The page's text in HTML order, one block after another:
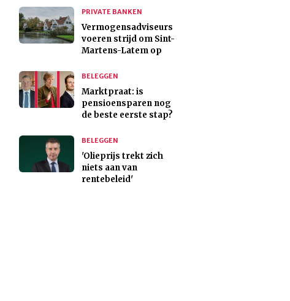
PRIVATE BANKEN
Vermogensadviseurs
voeren strijd om Sint-
Martens-Latem op
BELEGGEN
Marktpraat: is
pensioensparen nog
de beste eerste stap?
BELEGGEN
'Olieprijs trekt zich
niets aan van
rentebeleid'